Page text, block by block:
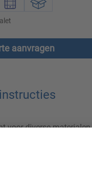
aanvragen
diverse
achterlaat zonder